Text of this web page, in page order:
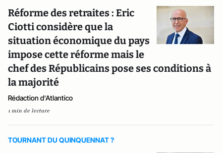
Réforme des retraites : Eric
Ciotti considère que la
situation économique du pays
impose cette réforme mais le
chef des Républicains pose ses conditions à
la majorité
Rédaction d'Atlantico
1 min de lecture
TOURNANT DU QUINQUENNAT ?